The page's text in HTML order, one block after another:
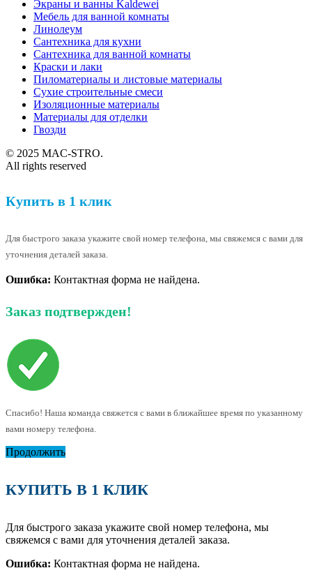
Экраны и ванны Kaldewei
Мебель для ванной комнаты
Линолеум
Сантехника для кухни
Сантехника для ванной комнаты
Краски и лаки
Пиломатериалы и листовые материалы
Сухие строительные смеси
Изоляционные материалы
Материалы для отделки
Гвозди
© 2025 MAC-STRO.
All rights reserved
Купить в 1 клик
Для быстрого заказа укажите свой номер телефона, мы свяжемся с вами для
уточнения деталей заказа.
Ошибка: Контактная форма не найдена.
Заказ подтвержден!
Спасибо! Наша команда свяжется с вами в ближайшее время по указанному
вами номеру телефона.
Продолжить
КУПИТЬ В 1 КЛИК
Для быстрого заказа укажите свой номер телефона, мы
свяжемся с вами для уточнения деталей заказа.
Ошибка: Контактная форма не найдена.